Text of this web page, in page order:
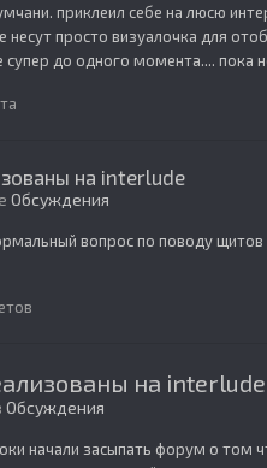
приклеил себе на люсю
несут просто визуалочка для
супер до одного момента.... пока
на interlude
Обсуждения
вопрос по поводу щитов
на interlude
Обсуждения
начали засыпать форум о том